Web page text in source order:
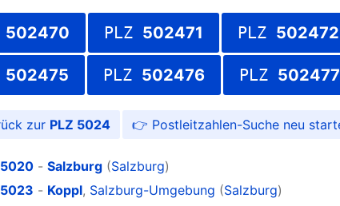
502470 PLZ 502471 PLZ 502472
502475 PLZ 502476 PLZ 502477
PLZ 5024 Postleitzahlen-Suche
5020 - Salzburg (Salzburg)
5023 - Koppl, Salzburg-Umgebung (Salzburg)